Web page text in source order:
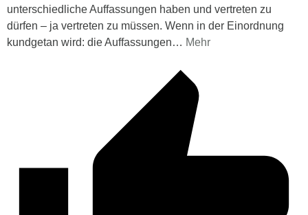
unterschiedliche Auffassungen haben und vertreten zu
dürfen – ja vertreten zu müssen. Wenn in der Einordnung
kundgetan wird: die Auffassungen… Mehr